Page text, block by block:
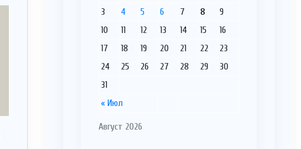
Август 2026
« Июл
3
4 5 6 7 8
9
10
11 12 13 14 15
16
17
18 19 20 21 22
23
24
25 26 27 28 29
30
31